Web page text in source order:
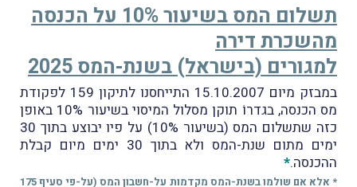
תשלום המס בשיעור 10% על הכנסה
מהשכרת דירה
למגורים (בישראל) בשנת-המס 2025
במבזק מיום 15.10.2007 התייחסנו לתיקון 159 לפקודת
מס הכנסה, בגדרוֹ תוקן מסלול המיסוי בשיעור 10% באופן
כזה שתשלום המס (בשיעור 10%) על פיו יבוצע בתוך 30
ימים מתום שנת-המס ולא בתוך 30 ימים מיום קבלת
ההכנסה.*
* אלא אם שולמו בשנת-המס מקדמות על-חשבון המס (על-פי סעיף 175